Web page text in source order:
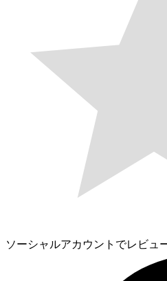
ソーシャルアカウントでレビュ